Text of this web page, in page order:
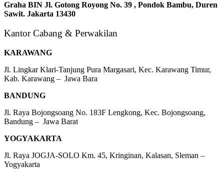
Graha BIN Jl. Gotong Royong No. 39 , Pondok Bambu, Duren
Sawit. Jakarta 13430
Kantor Cabang & Perwakilan
KARAWANG
Jl. Lingkar Klari-Tanjung Pura Margasari, Kec. Karawang Timur,
Kab. Karawang – Jawa Bara
BANDUNG
Jl. Raya Bojongsoang No. 183F Lengkong, Kec. Bojongsoang,
Bandung – Jawa Barat
YOGYAKARTA
Jl. Raya JOGJA-SOLO Km. 45, Kringinan, Kalasan, Sleman –
Yogyakarta